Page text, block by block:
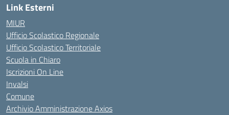
Link Esterni
MIUR
Ufficio Scolastico Regionale
Ufficio Scolastico Territoriale
Scuola in Chiaro
Iscrizioni On Line
Invalsi
Comune
Archivio Amministrazione Axios